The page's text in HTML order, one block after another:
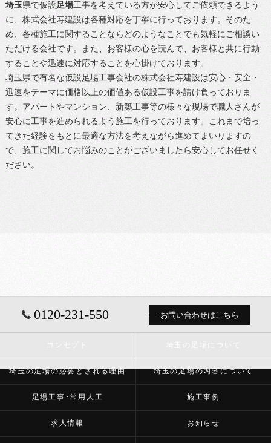
埼玉県で仮設足場工事を考えている方が安心してご依頼できるよう
に、株式会社寿建設は各種対応を丁寧に行っております。そのた
め、各種施工に関することならどのようなことでも気軽にご相談い
ただける会社です。また、お客様の心を読んで、お客様と共に行動
することや迅速に対応することを心掛けております。
埼玉 県で有名な仮設足場工事会社の株式会社寿建設は安心・安全・
迅速をテーマに価格以上の価値ある仮設工事を請け負っておりま
す。アパートやマンション、新築工事等の様々な現場で職人さんが
安心に工事を進められるよう施工を行っております。これまで培っ
てきた経験をもとに最適な方法を考えながら進めてまいりますの
で、施工に関してお悩みのことがございましたら安心してお任せく
ださい。
0120-231-550 お問い合わせはこちら
埼玉の足場の必要とされる理由 埼玉の足場の内容について
足場工事･常用人工 施工事例
求人情報 お知らせ